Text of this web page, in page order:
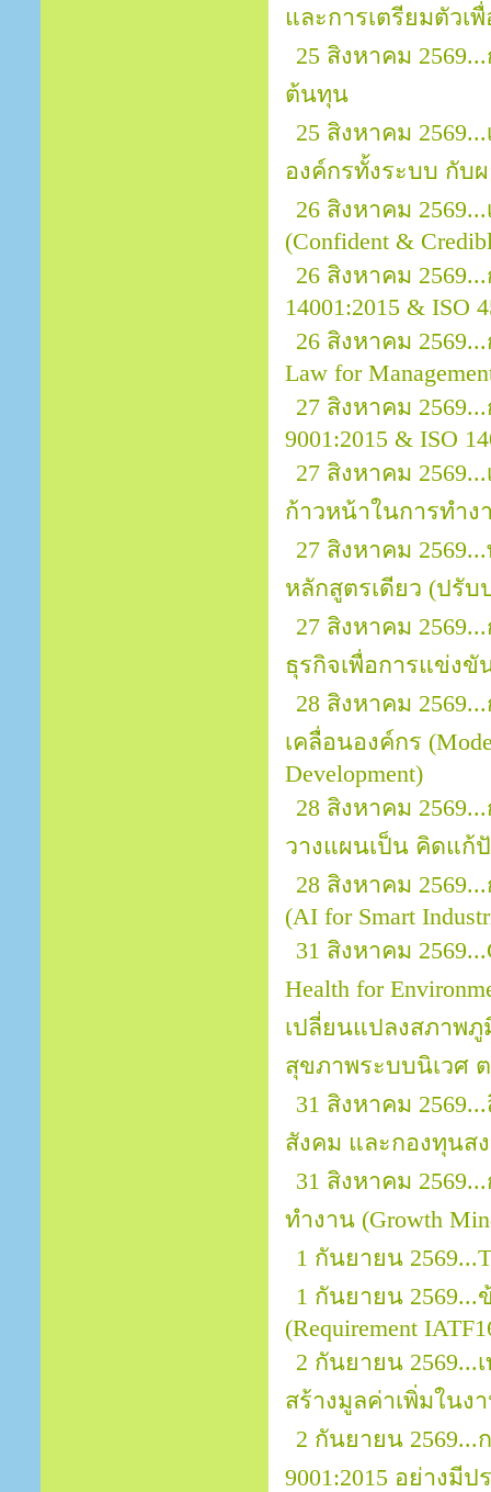
และการเตรียมตัวเ
25 สิงหาคม
ต้นทุน
25 สิงหาคม
องค์กรทั้งระบบ กับ
26 สิงหาคม
(Confident &
26 สิงหาคม
14001:2015 & ISO
26 สิงหาคม
Law for
27 สิงหาคม
9001:2015 & ISO
27 สิงหาคม
ก้าวหน้าในการทำง
27 สิงหาคม
หลักสูตรเดียว (ปรับ
27 สิงหาคม
ธุรกิจเพื่อการแข่งขั
28 สิงหาคม
เคลื่อนองค์กร
Development)
28 สิงหาคม
วางแผนเป็น คิดแก้ปั
28 สิงหาคม
(AI for Smart
31 สิงหาคม
Health for
เปลี่ยนแปลงสภาพ
สุขภาพระบบนิเวศ
31 สิงหาคม
สังคม และกองทุนส
31 สิงหาคม
ทำงาน (Growth
1 กันยายน
1 กันยายน
(Requirement
2 กันยายน 2569...
สร้างมูลค่าเพิ่มในง
2 กันยายน 2569...
9001:2015 อย่างมี